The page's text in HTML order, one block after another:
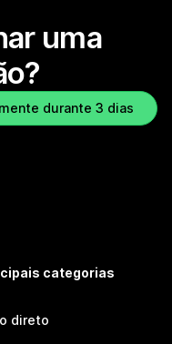
uma
durante 3 dias
categorias
direto